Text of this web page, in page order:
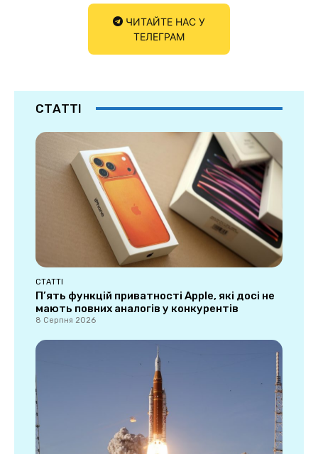
ЧИТАЙТЕ НАС У
ТЕЛЕГРАМ
СТАТТІ
СТАТТІ
П’ять функцій приватності Apple, які досі не
мають повних аналогів у конкурентів
8 Серпня 2026